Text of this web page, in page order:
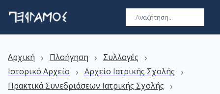
Αρχική › Πλοήγηση › Συλλογές ›
Ιστορικό Αρχείο › Αρχείο Ιατρικής Σχολής ›
Πρακτικά Συνεδριάσεων Ιατρικής Σχολής ›